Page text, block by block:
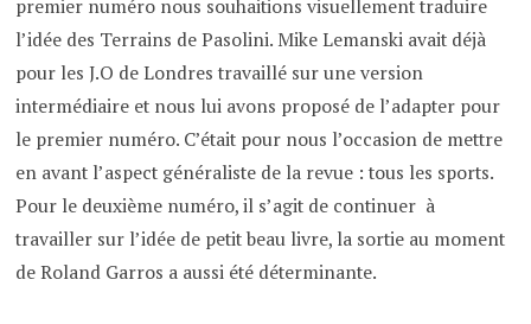
premier numéro nous souhaitions visuellement traduire
l’idée des Terrains de Pasolini. Mike Lemanski avait déjà
pour les J.O de Londres travaillé sur une version
intermédiaire et nous lui avons proposé de l’adapter pour
le premier numéro. C’était pour nous l’occasion de mettre
en avant l’aspect généraliste de la revue : tous les sports.
Pour le deuxième numéro, il s’agit de continuer à
travailler sur l’idée de petit beau livre, la sortie au moment
de Roland Garros a aussi été déterminante.